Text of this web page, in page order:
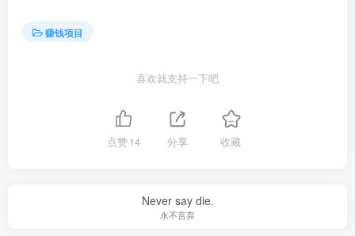
赚钱项目
喜欢就支持一下吧
点赞14 分享 收藏
Never say die.
永不言弃